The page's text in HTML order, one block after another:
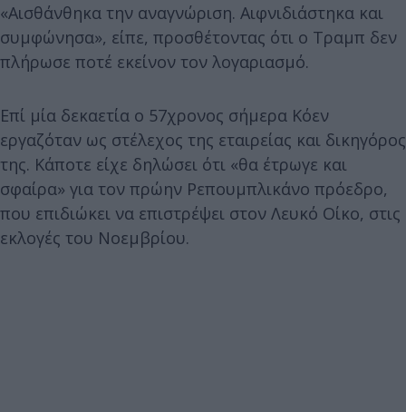
«Αισθάνθηκα την αναγνώριση. Αιφνιδιάστηκα και
συμφώνησα», είπε, προσθέτοντας ότι ο Τραμπ δεν
πλήρωσε ποτέ εκείνον τον λογαριασμό.
Επί μία δεκαετία ο 57χρονος σήμερα Κόεν
εργαζόταν ως στέλεχος της εταιρείας και δικηγόρος
της. Κάποτε είχε δηλώσει ότι «θα έτρωγε και
σφαίρα» για τον πρώην Ρεπουμπλικάνο πρόεδρο,
που επιδιώκει να επιστρέψει στον Λευκό Οίκο, στις
εκλογές του Νοεμβρίου.